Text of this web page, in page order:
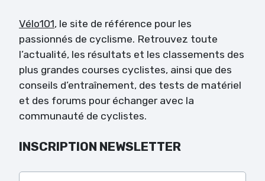
Vélo101, le site de référence pour les
passionnés de cyclisme. Retrouvez toute
l’actualité, les résultats et les classements des
plus grandes courses cyclistes, ainsi que des
conseils d’entraînement, des tests de matériel
et des forums pour échanger avec la
communauté de cyclistes.
INSCRIPTION NEWSLETTER